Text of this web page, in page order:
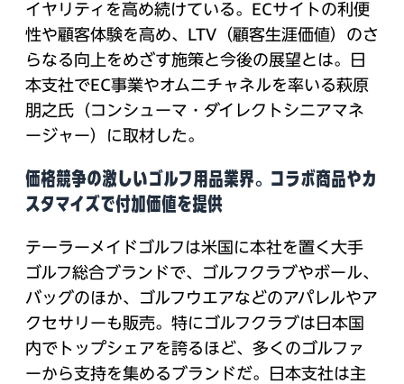
イヤリティを高め続けている。ECサイトの利便
性や顧客体験を高め、LTV（顧客生涯価値）のさ
らなる向上をめざす施策と今後の展望とは。日
本支社でEC事業やオムニチャネルを率いる萩原
朋之氏（コンシューマ・ダイレクトシニアマネ
ージャー）に取材した。
価格競争の激しいゴルフ用品業界。コラボ商品やカ
スタマイズで付加価値を提供
テーラーメイドゴルフは米国に本社を置く大手
ゴルフ総合ブランドで、ゴルフクラブやボール、
バッグのほか、ゴルフウエアなどのアパレルやア
クセサリーも販売。特にゴルフクラブは日本国
内でトップシェアを誇るほど、多くのゴルファ
ーから支持を集めるブランドだ。日本支社は主